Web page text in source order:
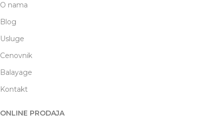
O nama
Blog
Usluge
Cenovnik
Balayage
Kontakt
ONLINE PRODAJA